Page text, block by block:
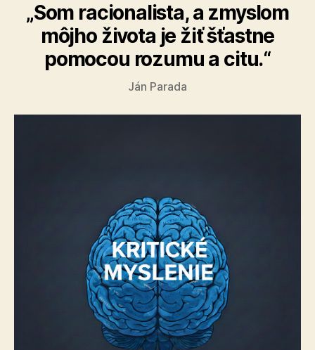
„Som racionalista, a zmyslom
môjho života je žiť šťastne
pomocou rozumu a citu.“
Ján Parada